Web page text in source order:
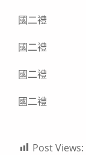
國二禮
國二禮
國二禮
國二禮
Post Views: